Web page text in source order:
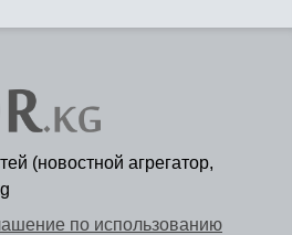
(новостной агрегатор,
по использованию